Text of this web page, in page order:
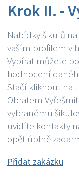
Krok II. -
Nabídky šikulů
vaším profilem v
Vybírat můžete
hodnocení
Stačí kliknout na
Obratem
vybranému
uvidíte kontakty
opět úplně
Přidat zakázku